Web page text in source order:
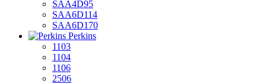
SAA4D95
SAA6D114
SAA6D170
Perkins
1103
1104
1106
2506